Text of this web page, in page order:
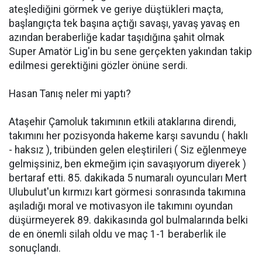
ateşlediğini görmek ve geriye düştükleri maçta,
başlangıçta tek başına açtığı savaşı, yavaş yavaş en
azından beraberliğe kadar taşıdığına şahit olmak
Super Amatör Lig'in bu sene gerçekten yakından takip
edilmesi gerektiğini gözler önüne serdi.
Hasan Tanış neler mi yaptı?
Ataşehir Çamoluk takımının etkili ataklarına direndi,
takımını her pozisyonda hakeme karşı savundu ( haklı
- haksız ), tribünden gelen eleştirileri ( Siz eğlenmeye
gelmişsiniz, ben ekmeğim için savaşıyorum diyerek )
bertaraf etti. 85. dakikada 5 numaralı oyuncuları Mert
Ulubulut'un kırmızı kart görmesi sonrasında takımına
aşıladığı moral ve motivasyon ile takımını oyundan
düşürmeyerek 89. dakikasında gol bulmalarında belki
de en önemli silah oldu ve maç 1-1 beraberlik ile
sonuçlandı.